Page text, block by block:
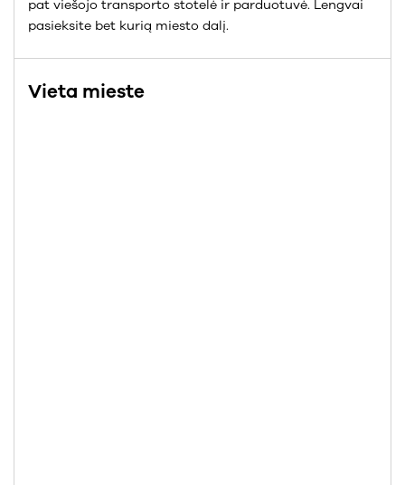
pat viešojo transporto stotelė ir parduotuvė. Lengvai
pasieksite bet kurią miesto dalį.
Vieta mieste